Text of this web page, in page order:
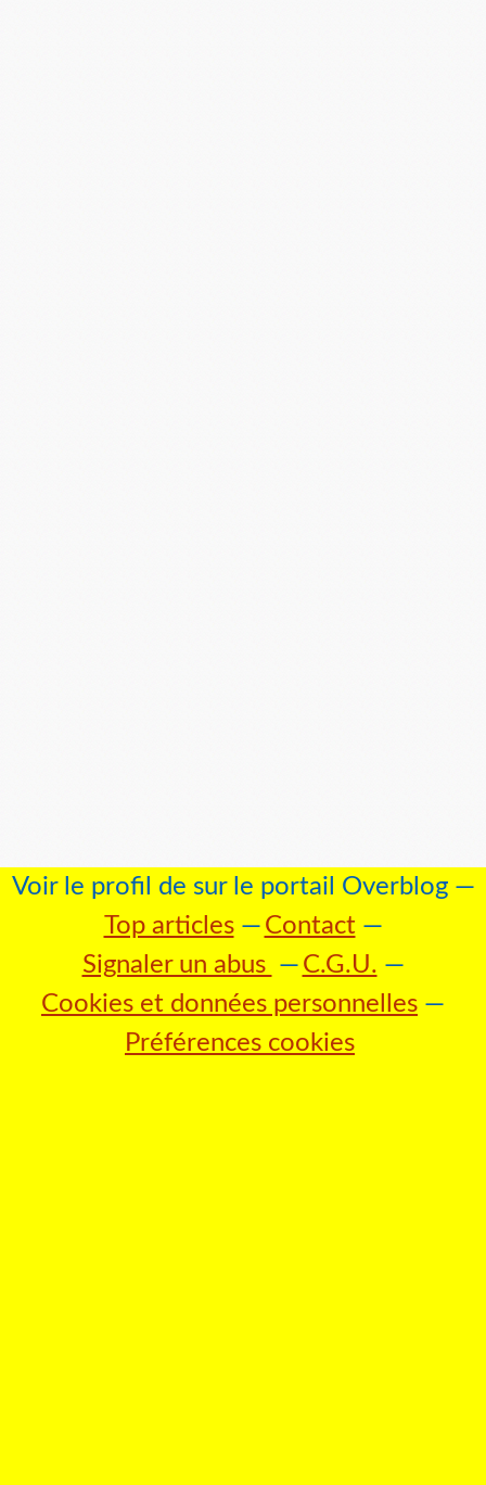
Voir le profil de sur le portail Overblog
Top articles
Contact
Signaler un abus
C.G.U.
Cookies et données personnelles
Préférences cookies